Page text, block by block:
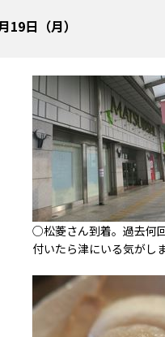
日（月）
○松菱さん到着。過去何
付いたら津にいる気がしま